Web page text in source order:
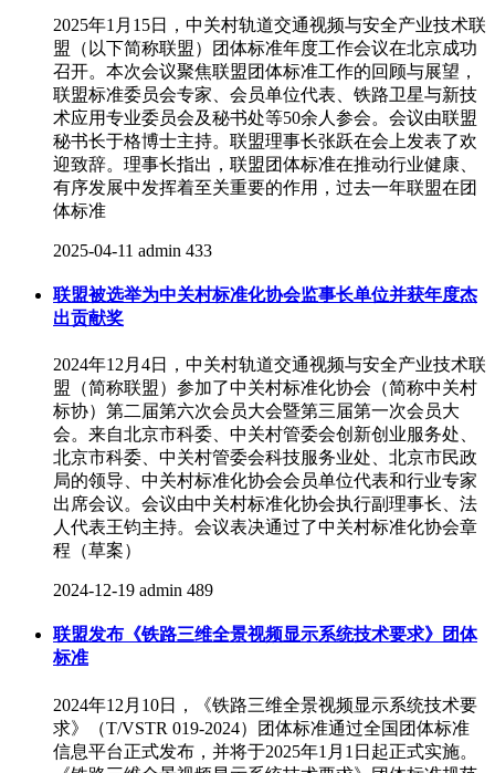
2025年1月15日，中关村轨道交通视频与安全产业技术联
盟（以下简称联盟）团体标准年度工作会议在北京成功
召开。本次会议聚焦联盟团体标准工作的回顾与展望，
联盟标准委员会专家、会员单位代表、铁路卫星与新技
术应用专业委员会及秘书处等50余人参会。会议由联盟
秘书长于格博士主持。联盟理事长张跃在会上发表了欢
迎致辞。理事长指出，联盟团体标准在推动行业健康、
有序发展中发挥着至关重要的作用，过去一年联盟在团
体标准
2025-04-11 admin 433
联盟被选举为中关村标准化协会监事长单位并获年度杰
出贡献奖
2024年12月4日，中关村轨道交通视频与安全产业技术联
盟（简称联盟）参加了中关村标准化协会（简称中关村
标协）第二届第六次会员大会暨第三届第一次会员大
会。来自北京市科委、中关村管委会创新创业服务处、
北京市科委、中关村管委会科技服务业处、北京市民政
局的领导、中关村标准化协会会员单位代表和行业专家
出席会议。会议由中关村标准化协会执行副理事长、法
人代表王钧主持。会议表决通过了中关村标准化协会章
程（草案）
2024-12-19 admin 489
联盟发布《铁路三维全景视频显示系统技术要求》团体
标准
2024年12月10日，《铁路三维全景视频显示系统技术要
求》（T/VSTR 019-2024）团体标准通过全国团体标准
信息平台正式发布，并将于2025年1月1日起正式实施。